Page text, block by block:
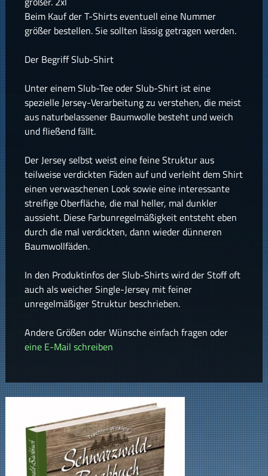
Beim Kauf der T-Shirts eventuell eine Nummer
größer bestellen. Sie sollten lässig getragen werden.
Der Begriff Slub-Shirt
Unter einem Slub-Tee oder Slub-Shirt ist eine
spezielle Jersey-Verarbeitung zu verstehen, die meist
aus naturbelassener Baumwolle besteht und weich
und fließend fällt.
Der Jersey selbst weist eine feine Struktur aus
teilweise verdickten Fäden auf und verleiht dem Shirt
einen verwaschenen Look sowie eine interessante
streifige Oberfläche, die mal heller, mal dunkler
aussieht. Diese Farbunregelmäßigkeit entsteht eben
durch die mal verdickten, dann wieder dünneren
Baumwollfäden.
In den Produktinfos der Slub-Shirts wird der Stoff oft
auch als weicher Single-Jersey mit feiner
unregelmäßiger Struktur beschrieben.
Andere Größen oder Wünsche einfach fragen oder
eine E-Mail schreiben